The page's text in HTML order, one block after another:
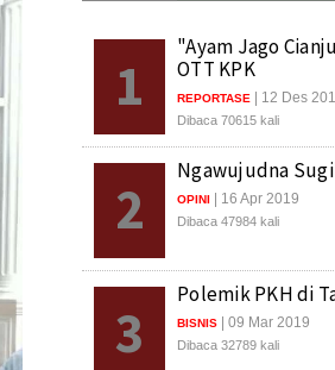
1
"Ayam Jago
OTT KPK
REPORTASE | 12 Des
Dibaca 70615 kali
2
Ngawujudna
OPINI | 16 Apr 2019
Dibaca 47984 kali
3
Polemik PKH di
BISNIS | 09 Mar 2019
Dibaca 32789 kali